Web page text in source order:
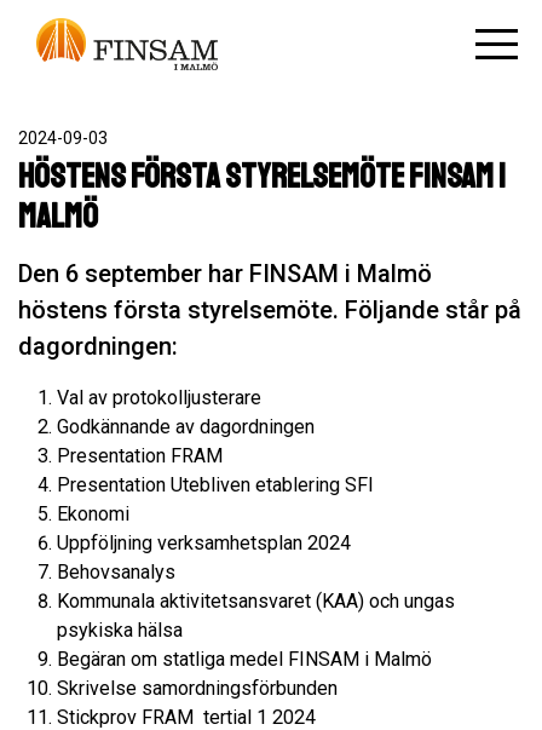
2024-09-03
Höstens första styrelsemöte FINSAM i
Malmö
Den 6 september har FINSAM i Malmö
höstens första styrelsemöte. Följande står på
dagordningen:
Val av protokolljusterare
Godkännande av dagordningen
Presentation FRAM
Presentation Utebliven etablering SFI
Ekonomi
Uppföljning verksamhetsplan 2024
Behovsanalys
Kommunala aktivitetsansvaret (KAA) och ungas
psykiska hälsa
Begäran om statliga medel FINSAM i Malmö
Skrivelse samordningsförbunden
Stickprov FRAM tertial 1 2024